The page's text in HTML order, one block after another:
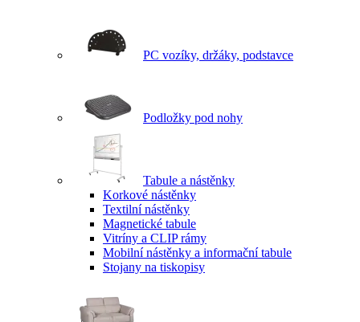
PC vozíky, držáky, podstavce
Podložky pod nohy
Tabule a nástěnky
Korkové nástěnky
Textilní nástěnky
Magnetické tabule
Vitríny a CLIP rámy
Mobilní nástěnky a informační tabule
Stojany na tiskopisy